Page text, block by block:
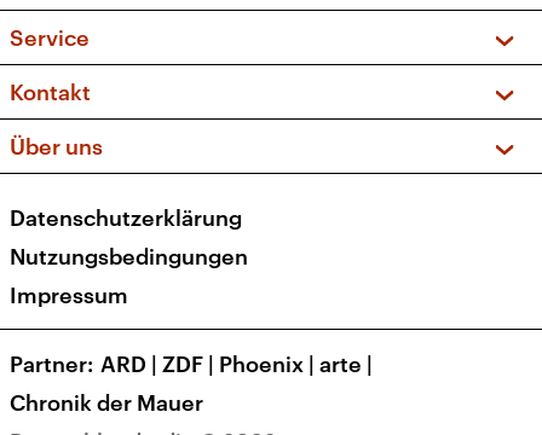
Sendungen und Podcasts
Musikliste
Kakadu – Das Kinderprogramm
Frequenzen (UKW + DAB+)
Service
FAQ
Apps
Newsletter
Veranstaltungen
Kontakt
Social Media
Über uns
Presse
Karriere
Transparenz
Datenschutzerklärung
Nutzungsbedingungen
Impressum
Partner ARD | ZDF | Phoenix | arte |
Chronik der Mauer